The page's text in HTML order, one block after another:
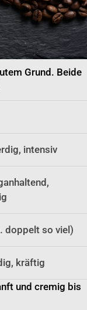
Grund. Beide
intensiv
doppelt so viel)
kräftig
und cremig bis